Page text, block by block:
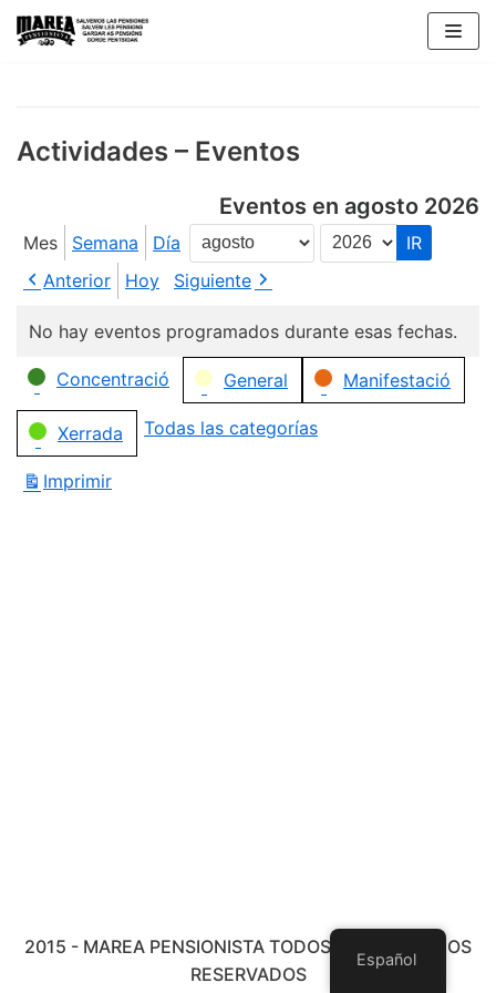
Saltar
Actividades – Eventos
Eventos en agosto 2026
Mes Semana Día
Mes
Año
Anterior
Hoy Siguiente
No hay eventos programados durante esas fechas.
Categorías
Concentració General Manifestació
Xerrada Todas las categorías
Imprimir
2015 - MAREA PENSIONISTA TODOS LOS DERECHOS
RESERVADOS
Español